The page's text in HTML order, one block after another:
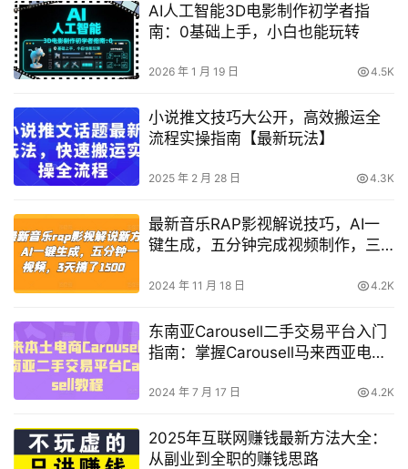
AI人工智能3D电影制作初学者指
南：0基础上手，小白也能玩转
2026 年 1 月 19 日 4.5K
小说推文技巧大公开，高效搬运全
流程实操指南【最新玩法】
2025 年 2 月 28 日 4.3K
最新音乐RAP影视解说技巧，AI一
键生成，五分钟完成视频制作，三
2024 年 11 月 18 日 4.2K
东南亚Carousell二手交易平台入门
指南：掌握Carousell马来西亚电商
2024 年 7 月 17 日 4.2K
2025年互联网赚钱最新方法大全：
从副业到全职的赚钱思路